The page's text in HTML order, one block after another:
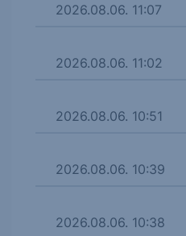
2026.08.06. 11:07
2026.08.06. 11:02
2026.08.06. 10:51
2026.08.06. 10:39
2026.08.06. 10:38